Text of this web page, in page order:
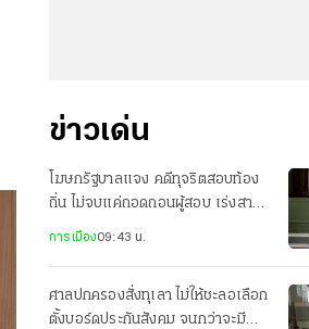
ข่าวเด่น
โฆษกรัฐบาลแจง คดีทุจริตสอบท้อง
ถิ่น ไม่จบแค่ถอดถอนผู้สอบ เร่งสาว
ถึงผู้ร่วมขบวนการทั้งหมด
การเมือง09:43 น.
ศาลปกครองสั่งทุเลา ไม่ให้ชะลอเลือก
ตั้งบอร์ดประกันสังคม จนกว่าจะมีคำ